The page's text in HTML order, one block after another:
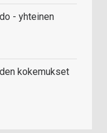
- yhteinen
kokemukset